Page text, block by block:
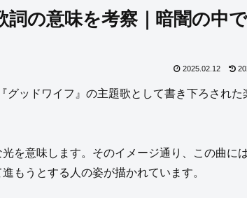
の意味を考察｜暗闇の中
2025.02.12
ッドワイフ』の主題歌として書き下ろされた
を意味します。そのイメージ通り、この曲に
もうとする人の姿が描かれています。